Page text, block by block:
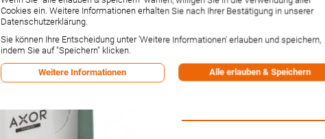
Hersteller: Hansgrohe
Lieferzeit:1-2 Wochen²
192,98 €
-1% Rabatt bei Vorkasse per
Cookies ein. Weitere Informationen erhalten Sie nach Ihrer Bestätigung in unserer
Datenschutzerklärung.
Sie können Ihre Entscheidung unter 'Weitere Informationen' erlauben und speichern,
indem Sie auf "Speichern" klicken.
Weitere Informationen Alle erlauben & Speichern